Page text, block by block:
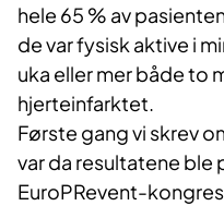
hele 65 % av
de var fysisk aktive i
uka eller mer både to
hjerteinfarktet.
Første gang vi skrev
var da resultatene ble
EuroPRevent-